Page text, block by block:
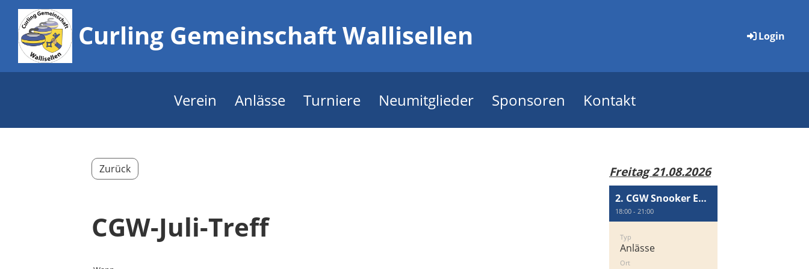
Curling Gemeinschaft Wallisellen Login
Verein Anlässe Turniere Neumitglieder Sponsoren Kontakt
Zurück
CGW-Juli-Treff
Freitag 21.08.2026
2. CGW Snooker Event
18:00 - 21:00
Typ
Anlässe
Ort